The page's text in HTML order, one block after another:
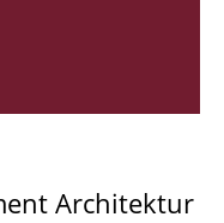
Architektur